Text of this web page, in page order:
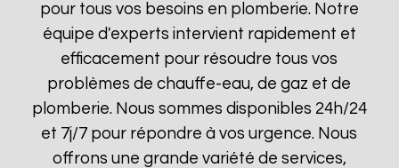
pour tous vos besoins en plomberie. Notre
équipe d'experts intervient rapidement et
efficacement pour résoudre tous vos
problèmes de chauffe-eau, de gaz et de
plomberie. Nous sommes disponibles 24h/24
et 7j/7 pour répondre à vos urgence. Nous
offrons une grande variété de services,